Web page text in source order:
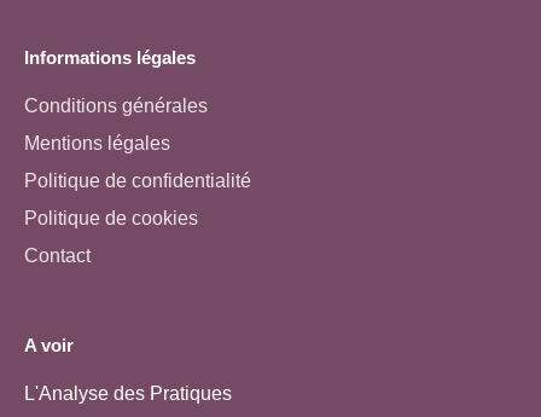
Informations légales
Conditions générales
Mentions légales
Politique de confidentialité
Politique de cookies
Contact
A voir
L'Analyse des Pratiques